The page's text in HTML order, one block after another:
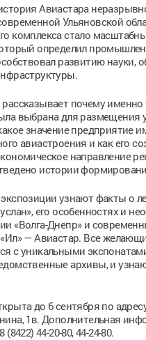
Авиастара
Ульяновской
комплекса стало
определил
развитию науки,
почему именно
выбрана для размещения
значение предприятие
авиастроения и как его
направление
истории
узнают факты о
его особенностях и
«Волга-Днепр» и
— Авиастар. Все
с уникальными
архивы, и
до 6 сентября по
1в. Дополнительная
44-20-80, 44-24-80.